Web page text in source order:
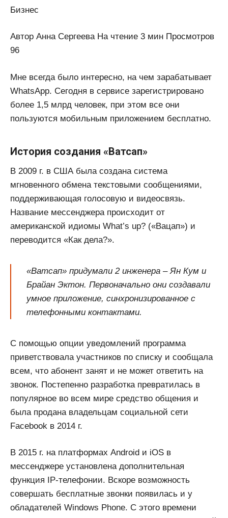
Бизнес
Автор Анна Сергеева На чтение 3 мин Просмотров
96
Мне всегда было интересно, на чем зарабатывает
WhatsApp. Сегодня в сервисе зарегистрировано
более 1,5 млрд человек, при этом все они
пользуются мобильным приложением бесплатно.
История создания «Ватсап»
В 2009 г. в США была создана система
мгновенного обмена текстовыми сообщениями,
поддерживающая голосовую и видеосвязь.
Название мессенджера происходит от
американской идиомы What’s up? («Вацап») и
переводится «Как дела?».
«Ватсап» придумали 2 инженера – Ян Кум и
Брайан Эктон. Первоначально они создавали
умное приложение, синхронизированное с
телефонными контактами.
С помощью опции уведомлений программа
приветствовала участников по списку и сообщала
всем, что абонент занят и не может ответить на
звонок. Постепенно разработка превратилась в
популярное во всем мире средство общения и
была продана владельцам социальной сети
Facebook в 2014 г.
В 2015 г. на платформах Android и iOS в
мессенджере установлена дополнительная
функция IP-телефонии. Вскоре возможность
совершать бесплатные звонки появилась и у
обладателей Windows Phone. С этого времени